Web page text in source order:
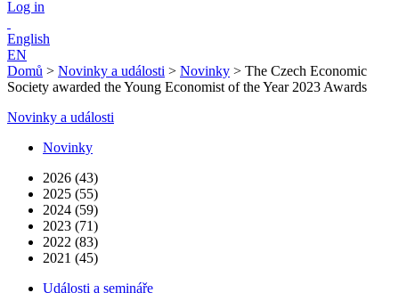
Log in
English
EN
Domů > Novinky a události > Novinky > The Czech Economic
Society awarded the Young Economist of the Year 2023 Awards
Novinky a události
Novinky
2026 (43)
2025 (55)
2024 (59)
2023 (71)
2022 (83)
2021 (45)
Události a semináře